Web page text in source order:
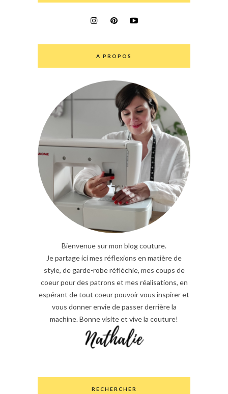
A PROPOS
Bienvenue sur mon blog couture.
Je partage ici mes réflexions en matière de
style, de garde-robe réfléchie, mes coups de
coeur pour des patrons et mes réalisations, en
espérant de tout coeur pouvoir vous inspirer et
vous donner envie de passer derrière la
machine. Bonne visite et vive la couture!
RECHERCHER